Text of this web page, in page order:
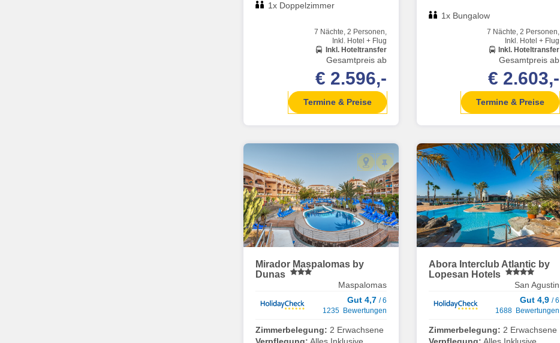
1x Doppelzimmer
7 Nächte, 2 Personen,
Inkl. Hotel + Flug
Inkl. Hoteltransfer
Gesamtpreis ab
€ 2.596,-
Termine & Preise
1x Bungalow
7 Nächte, 2 Personen,
Inkl. Hotel + Flug
Inkl. Hoteltransfer
Gesamtpreis ab
€ 2.603,-
Termine & Preise
Mirador Maspalomas by
Dunas
Maspalomas
Gut 4,7 / 6
1235 Bewertungen
Zimmerbelegung: 2 Erwachsene
Verpflegung: Alles Inklusive
Abora Interclub Atlantic by
Lopesan Hotels
San Agustin
Gut 4,9/ 6
1688 Bewertungen
Zimmerbelegung: 2 Erwachsene
Verpflegung: Alles Inklusive